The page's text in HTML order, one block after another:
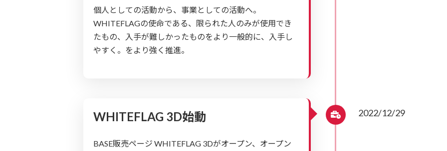
個人としての活動から、事業としての活動へ。
WHITEFLAGの使命である、限られた人のみが使用でき
たもの、入手が難しかったものをより一般的に、入手し
やすく。をより強く推進。
2022/12/29
WHITEFLAG 3D始動
BASE販売ページ WHITEFLAG 3Dがオープン、オープン